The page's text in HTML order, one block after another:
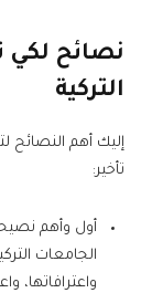
نصائح لكي
التركية
إليك أهم النصائح
تأخير:
أول وأهم
الجامعات
واعترافاتها،